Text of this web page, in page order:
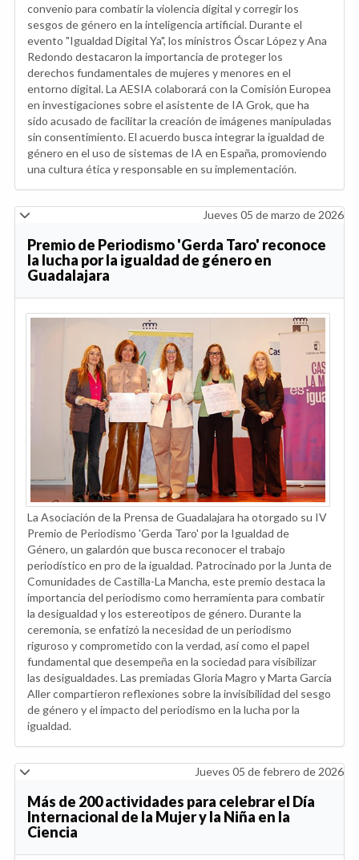
convenio para combatir la violencia digital y corregir los
sesgos de género en la inteligencia artificial. Durante el
evento "Igualdad Digital Ya", los ministros Óscar López y Ana
Redondo destacaron la importancia de proteger los
derechos fundamentales de mujeres y menores en el
entorno digital. La AESIA colaborará con la Comisión Europea
en investigaciones sobre el asistente de IA Grok, que ha
sido acusado de facilitar la creación de imágenes manipuladas
sin consentimiento. El acuerdo busca integrar la igualdad de
género en el uso de sistemas de IA en España, promoviendo
una cultura ética y responsable en su implementación.
Jueves 05 de marzo de 2026
Premio de Periodismo 'Gerda Taro' reconoce
la lucha por la igualdad de género en
Guadalajara
La Asociación de la Prensa de Guadalajara ha otorgado su IV
Premio de Periodismo 'Gerda Taro' por la Igualdad de
Género, un galardón que busca reconocer el trabajo
periodístico en pro de la igualdad. Patrocinado por la Junta de
Comunidades de Castilla-La Mancha, este premio destaca la
importancia del periodismo como herramienta para combatir
la desigualdad y los estereotipos de género. Durante la
ceremonia, se enfatizó la necesidad de un periodismo
riguroso y comprometido con la verdad, así como el papel
fundamental que desempeña en la sociedad para visibilizar
las desigualdades. Las premiadas Gloria Magro y Marta García
Aller compartieron reflexiones sobre la invisibilidad del sesgo
de género y el impacto del periodismo en la lucha por la
igualdad.
Jueves 05 de febrero de 2026
Más de 200 actividades para celebrar el Día
Internacional de la Mujer y la Niña en la
Ciencia